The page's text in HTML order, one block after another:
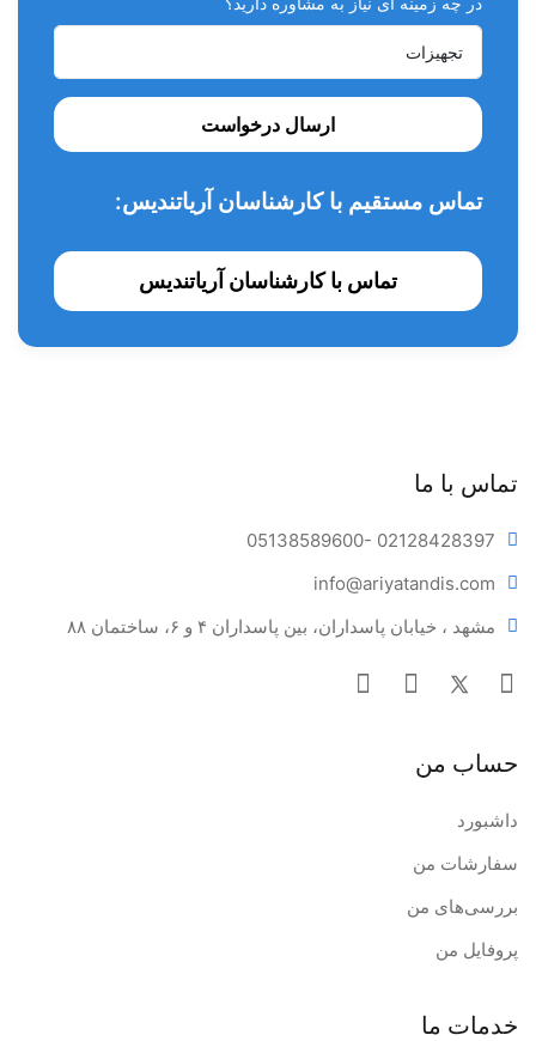
ارسال درخواست
تماس مستقیم با کارشناسان آریاتندیس:
تماس با کارشناسان آریاتندیس
تماس با ما
05138589600- 02128428397
info@ariyatandis.com
مشهد ، خیابان پاسداران، بین پاسداران ۴ و ۶، ساختمان ۸۸
حساب من
داشبورد
سفارشات من
بررسی‌های من
پروفایل من
خدمات ما